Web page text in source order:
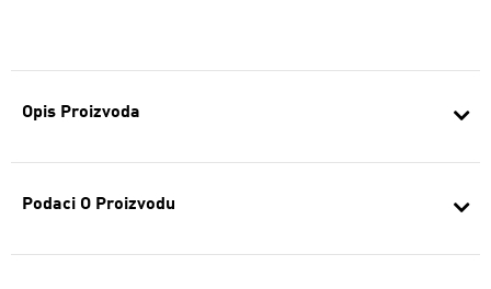
Opis Proizvoda
Podaci O Proizvodu